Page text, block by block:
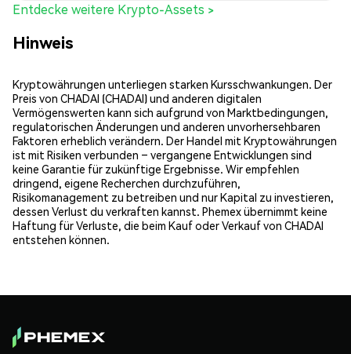
Entdecke weitere Krypto-Assets >
Hinweis
Kryptowährungen unterliegen starken Kursschwankungen. Der
Preis von CHADAI (CHADAI) und anderen digitalen
Vermögenswerten kann sich aufgrund von Marktbedingungen,
regulatorischen Änderungen und anderen unvorhersehbaren
Faktoren erheblich verändern. Der Handel mit Kryptowährungen
ist mit Risiken verbunden – vergangene Entwicklungen sind
keine Garantie für zukünftige Ergebnisse. Wir empfehlen
dringend, eigene Recherchen durchzuführen,
Risikomanagement zu betreiben und nur Kapital zu investieren,
dessen Verlust du verkraften kannst. Phemex übernimmt keine
Haftung für Verluste, die beim Kauf oder Verkauf von CHADAI
entstehen können.